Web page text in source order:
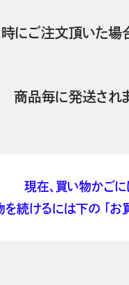
にご注文頂いた場
商品毎に発送され
現在、買い物かごに
続けるには下の 「お